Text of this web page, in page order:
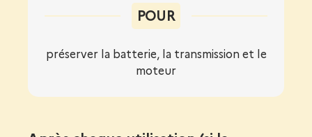
POUR
préserver la batterie, la transmission et le
moteur